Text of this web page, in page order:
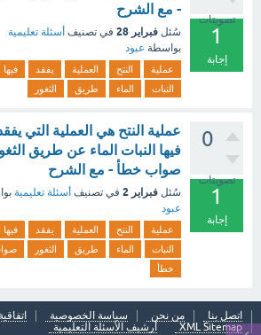
تصويتات
1
إجابة
- مع الشرح
سُئل فبراير 28 في تصنيف أسئلة تعليمية
بواسطة عبود
عملية النتح العملية يفقد
فيها
النبات
الماء طريق الثغور
0
تصويتات
1
إجابة
عملية النتح هي العملية التي
فيها النبات الماء عن طريق
صواب خطأ - مع الشرح
سُئل فبراير 2 في تصنيف أسئلة تعليمية
عبود
عملية النتح العملية يفقد
فيها
النبات
الماء طريق الثغور
خطأ
اتصل بنا من نحن سياسة الخصوصية
XML Sitemap
أرشيف الأسئلة التعليمية